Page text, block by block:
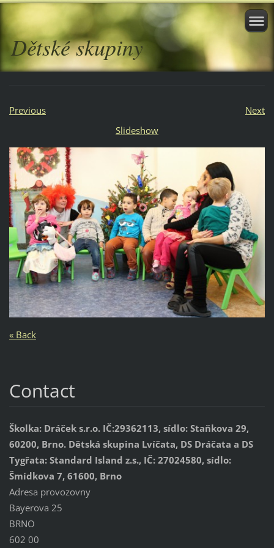
Dětské skupiny
Previous
Next
Slideshow
« Back
Contact
Školka: Dráček s.r.o. IČ:29362113, sídlo: Staňkova 29,
60200, Brno. Dětská skupina Lvíčata, DS Dráčata a DS
Tygřata: Standard Island z.s., IČ: 27024580, sídlo:
Šmídkova 7, 61600, Brno
Adresa provozovny
Bayerova 25
BRNO
602 00